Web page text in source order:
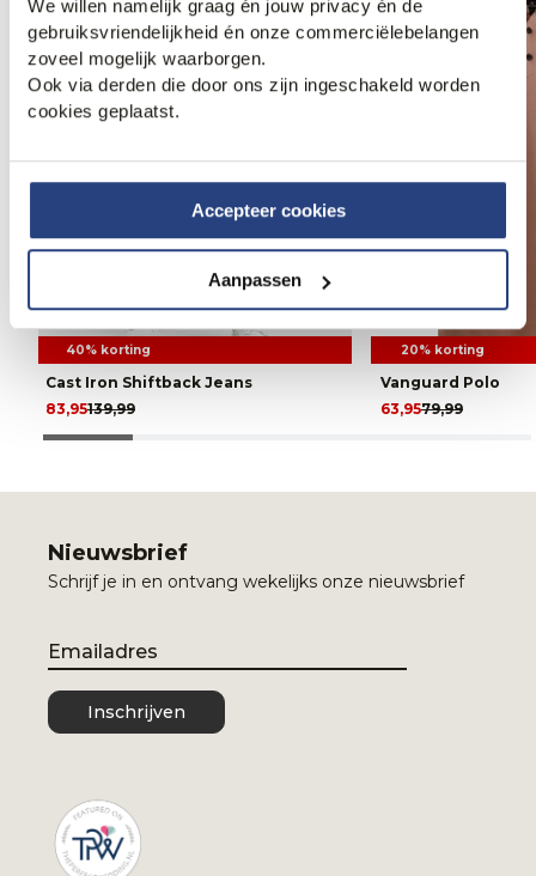
We willen namelijk graag én jouw privacy én de
gebruiksvriendelijkheid én onze commerciëlebelangen
zoveel mogelijk waarborgen.
Ook via derden die door ons zijn ingeschakeld worden
cookies geplaatst.
Accepteer cookies
Aanpassen
40% korting
Cast Iron Shiftback Jeans
139,99
83,95
20% korting
Vanguard Polo
79,99
63,95
Nieuwsbrief
Schrijf je in en ontvang wekelijks onze nieuwsbrief
Email
Inschrijven